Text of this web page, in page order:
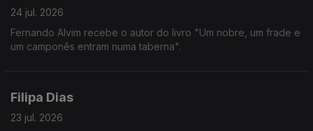
24 jul. 2026
Fernando Alvim recebe o autor do livro "Um nobre, um frade e
um camponês entram numa taberna".
Filipa Dias
23 jul. 2026